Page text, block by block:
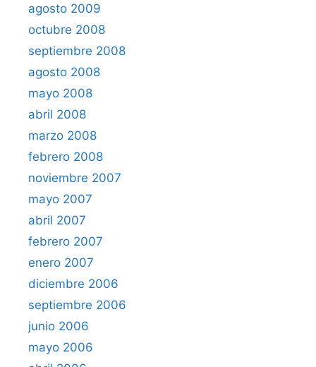
agosto 2009
octubre 2008
septiembre 2008
agosto 2008
mayo 2008
abril 2008
marzo 2008
febrero 2008
noviembre 2007
mayo 2007
abril 2007
febrero 2007
enero 2007
diciembre 2006
septiembre 2006
junio 2006
mayo 2006